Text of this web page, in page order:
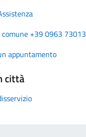
comune +39 0963 73013
appuntamento
città